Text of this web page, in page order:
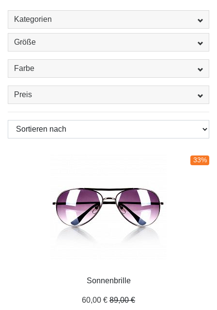
Kategorien
Größe
Farbe
Preis
33%
Sonnenbrille
60,00 € 89,00 €